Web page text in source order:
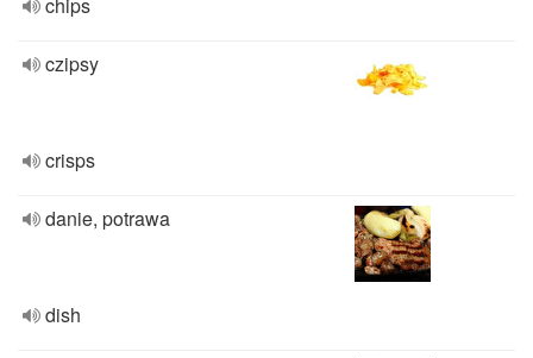
czipsy
crisps
danie, potrawa
dish